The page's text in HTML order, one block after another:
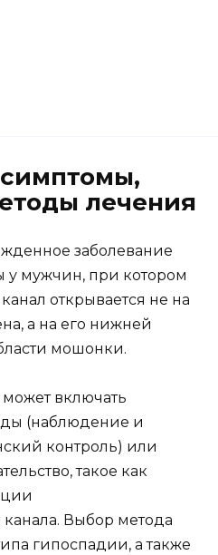
лечения
заболевание
у мужчин, при котором
открывается не на
а на его нижней
мошонки.
включать
(наблюдение и
контроль) или
такое как
Выбор метода
гипоспадии, а также